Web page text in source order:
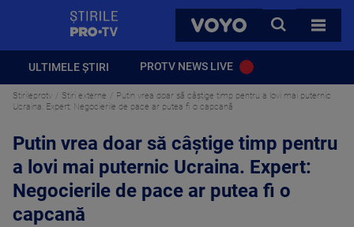
VOYO
CAUTA
TOATE
ULTIMELE ȘTIRI PROTV NEWS LIVE
Stirileprotv Stiri externe
Putin vrea doar să câștige timp pentru a lovi mai puternic
Ucraina. Expert: Negocierile de pace ar putea fi o capcană
Putin vrea doar să câștige timp pentru
a lovi mai puternic Ucraina. Expert:
Negocierile de pace ar putea fi o
capcană